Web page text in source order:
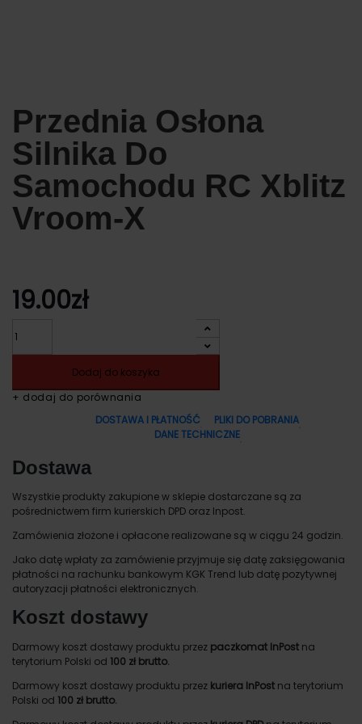
Przednia Osłona
Silnika Do
Samochodu RC Xblitz
Vroom-X
19.00zł
Dodaj do koszyka
+ dodaj do porównania
DOSTAWA I PŁATNOŚĆ
PLIKI DO POBRANIA
DANE TECHNICZNE
Dostawa
Wszystkie produkty zakupione w sklepie dostarczane są za
pośrednictwem firm kurierskich DPD oraz Inpost.
Zamówienia złożone i opłacone realizowane są w ciągu 24 godzin.
Jako datę wpłaty za zamówienie przyjmuje się datę zaksięgowania
płatności na rachunku bankowym KGK Trend lub datę pozytywnej
autoryzacji płatności elektronicznych.
Koszt dostawy
Darmowy koszt dostawy produktu przez paczkomat InPost na
terytorium Polski od 100 zł brutto.
Darmowy koszt dostawy produktu przez kuriera InPost na terytorium
Polski od 100 zł brutto.